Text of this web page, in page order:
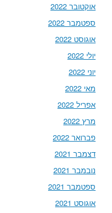
אוקטובר 2022
ספטמבר 2022
אוגוסט 2022
יולי 2022
יוני 2022
מאי 2022
אפריל 2022
מרץ 2022
פברואר 2022
דצמבר 2021
נובמבר 2021
ספטמבר 2021
אוגוסט 2021